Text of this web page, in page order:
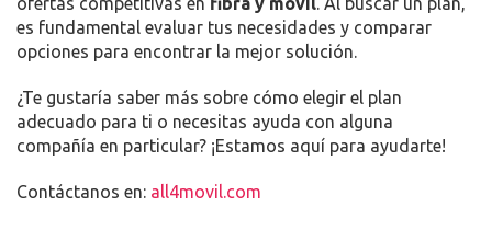
es fundamental evaluar tus necesidades y comparar
opciones para encontrar la mejor solución.
¿Te gustaría saber más sobre cómo elegir el plan
adecuado para ti o necesitas ayuda con alguna
compañía en particular? ¡Estamos aquí para ayudarte!
Contáctanos en: all4movil.com